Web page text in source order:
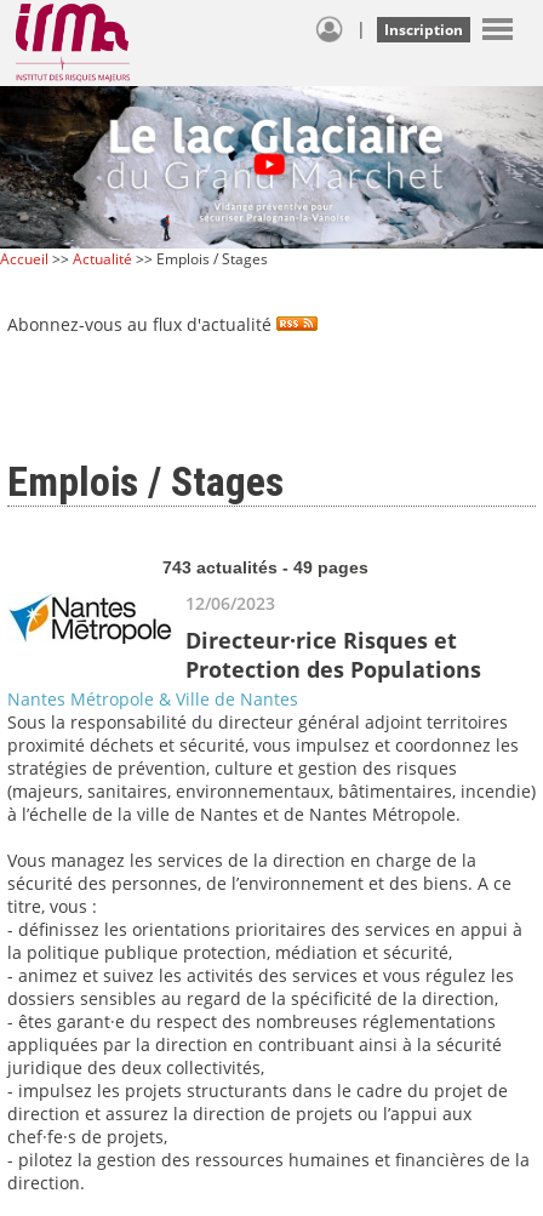
| Inscription
Accueil >>Actualité >> Emplois / Stages
Abonnez-vous au flux d'actualité
Emplois / Stages
743 actualités - 49 pages
12/06/2023
Directeur·rice Risques et
Protection des Populations
Nantes Métropole & Ville de Nantes
Sous la responsabilité du directeur général adjoint territoires
proximité déchets et sécurité, vous impulsez et coordonnez les
stratégies de prévention, culture et gestion des risques
(majeurs, sanitaires, environnementaux, bâtimentaires, incendie)
à l’échelle de la ville de Nantes et de Nantes Métropole.
Vous managez les services de la direction en charge de la
sécurité des personnes, de l’environnement et des biens. A ce
titre, vous :
- définissez les orientations prioritaires des services en appui à
la politique publique protection, médiation et sécurité,
- animez et suivez les activités des services et vous régulez les
dossiers sensibles au regard de la spécificité de la direction,
- êtes garant·e du respect des nombreuses réglementations
appliquées par la direction en contribuant ainsi à la sécurité
juridique des deux collectivités,
- impulsez les projets structurants dans le cadre du projet de
direction et assurez la direction de projets ou l’appui aux
chef·fe·s de projets,
- pilotez la gestion des ressources humaines et financières de la
direction.